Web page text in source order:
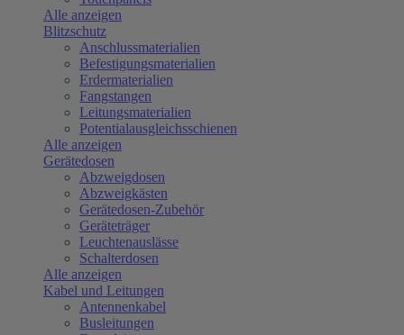
Alle anzeigen
Blitzschutz
Anschlussmaterialien
Befestigungsmaterialien
Erdermaterialien
Fangstangen
Leitungsmaterialien
Potentialausgleichsschienen
Alle anzeigen
Gerätedosen
Abzweigdosen
Abzweigkästen
Gerätedosen-Zubehör
Geräteträger
Leuchtenauslässe
Schalterdosen
Alle anzeigen
Kabel und Leitungen
Antennenkabel
Busleitungen